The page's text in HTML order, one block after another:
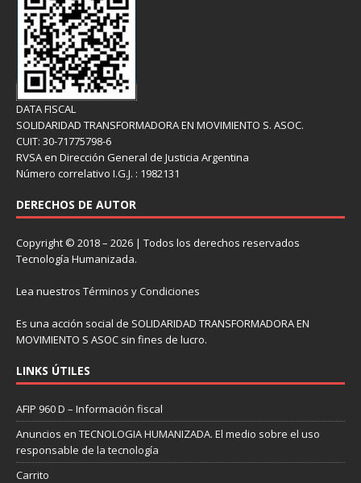
DATA FISCAL
SOLIDARIDAD TRANSFORMADORA EN MOVIMIENTO S. ASOC.
CUIT: 30-71775798-6
RVSA en Dirección General de Justicia Argentina
Número correlativo I.G.J. : 1982131
DERECHOS DE AUTOR
Copyright © 2018 – 2026 | Todos los derechos reservados
Tecnología Humanizada.
Lea nuestros Términos y Condiciones
Es una acción social de SOLIDARIDAD TRANSFORMADORA EN
MOVIMIENTO S ASOC sin fines de lucro.
LINKS ÚTILES
AFIP 960 D – Información fiscal
Anuncios en TECNOLOGIA HUMANIZADA. El medio sobre el uso
responsable de la tecnología
Carrito